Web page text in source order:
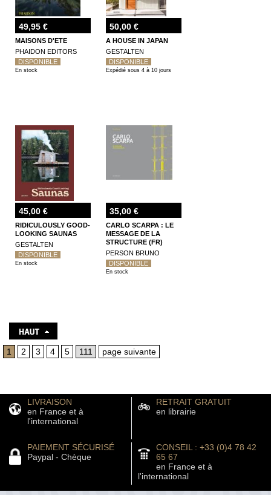
49,95 €
MAISONS D'ETE
PHAIDON EDITORS
DISPONIBLE
En stock
50,00 €
A HOUSE IN JAPAN
GESTALTEN
DISPONIBLE
Expédié sous 4 à 10 jours
45,00 €
RIDICULOUSLY GOOD-
LOOKING SAUNAS
GESTALTEN
DISPONIBLE
En stock
35,00 €
CARLO SCARPA : LE
MESSAGE DE LA
STRUCTURE (FR)
PERSON BRUNO
DISPONIBLE
En stock
1 2 3 4 5 111 page suivante
LIVRAISON
en France et à
l'international
RETRAIT GRATUIT
en librairie
PAIEMENT SÉCURISÉ
Paypal - Chèque
CONSEIL : +33 (0)4 78 42
65 67
en France et à
l'international